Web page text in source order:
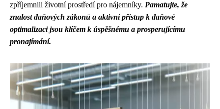
zpříjemnili životní prostředí pro nájemníky. Pamatujte, že
znalost daňových zákonů a aktivní přístup k daňové
optimalizaci jsou klíčem k úspěšnému a prosperujícímu
pronajímání.